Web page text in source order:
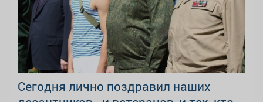
Сегодня лично поздравил наших